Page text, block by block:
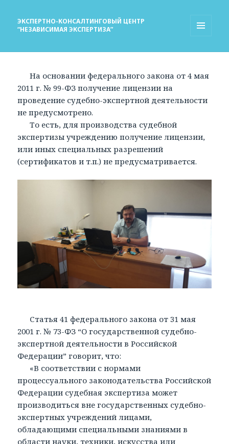
ЭКСПЕРТНО-КОНСАЛТИНГОВЫЙ ЦЕНТР
“НЕЗАВИСИМАЯ ЭКСПЕРТИЗА”
На основании федерального закона от 4 мая
2011 г. № 99-ФЗ получение лицензии на
проведение судебно-экспертной деятельности
не предусмотрено.
То есть, для производства судебной
экспертизы учреждению получение лицензии,
или иных специальных разрешений
(сертификатов и т.п.) не предусматривается.
Статья 41 федерального закона от 31 мая
2001 г. № 73-ФЗ “О государственной судебно-
экспертной деятельности в Российской
Федерации” говорит, что:
«В соответствии с нормами
процессуального законодательства Российской
Федерации судебная экспертиза может
производиться вне государственных судебно-
экспертных учреждений лицами,
обладающими специальными знаниями в
области науки, техники, искусства или